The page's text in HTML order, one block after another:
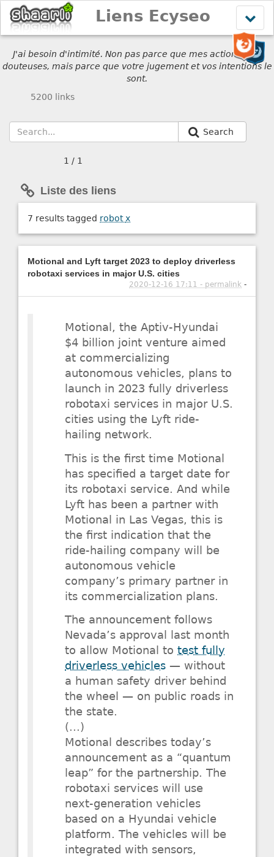
le
menu
Liens Ecyseo
J'ai besoin d'intimité. Non pas parce que mes actions sont
douteuses, mais parce que votre jugement et vos intentions le
sont.
5200 links
Search
1 / 1
Liste des liens
7 results tagged robotx
Motional and Lyft target 2023 to deploy driverless
robotaxi services in major U.S. cities
2020-12-16 17:11 - permalink -
Motional, the Aptiv-Hyundai
$4 billion joint venture aimed
at commercializing
autonomous vehicles, plans to
launch in 2023 fully driverless
robotaxi services in major U.S.
cities using the Lyft ride-
hailing network.
This is the first time Motional
has specified a target date for
its robotaxi service. And while
Lyft has been a partner with
Motional in Las Vegas, this is
the first indication that the
ride-hailing company will be
autonomous vehicle
company’s primary partner in
its commercialization plans.
The announcement follows
Nevada’s approval last month
to allow Motional totest fully
driverless vehicles — without
a human safety driver behind
the wheel — on public roads in
the state.
(...)
Motional describes today’s
announcement as a “quantum
leap” for the partnership. The
robotaxi services will use
next-generation vehicles
based on a Hyundai vehicle
platform. The vehicles will be
integrated with sensors,